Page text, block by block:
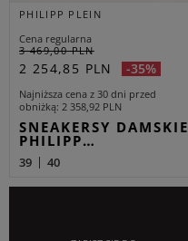
PHILIPP PLEIN
Cena regularna
3 469,00 PLN
2 254,85 PLN -35%
Najniższa cena z 30 dni przed
obniżką 2 358,92 PLN
SNEAKERSY DAMSKIE
PHILIPP…
39 40